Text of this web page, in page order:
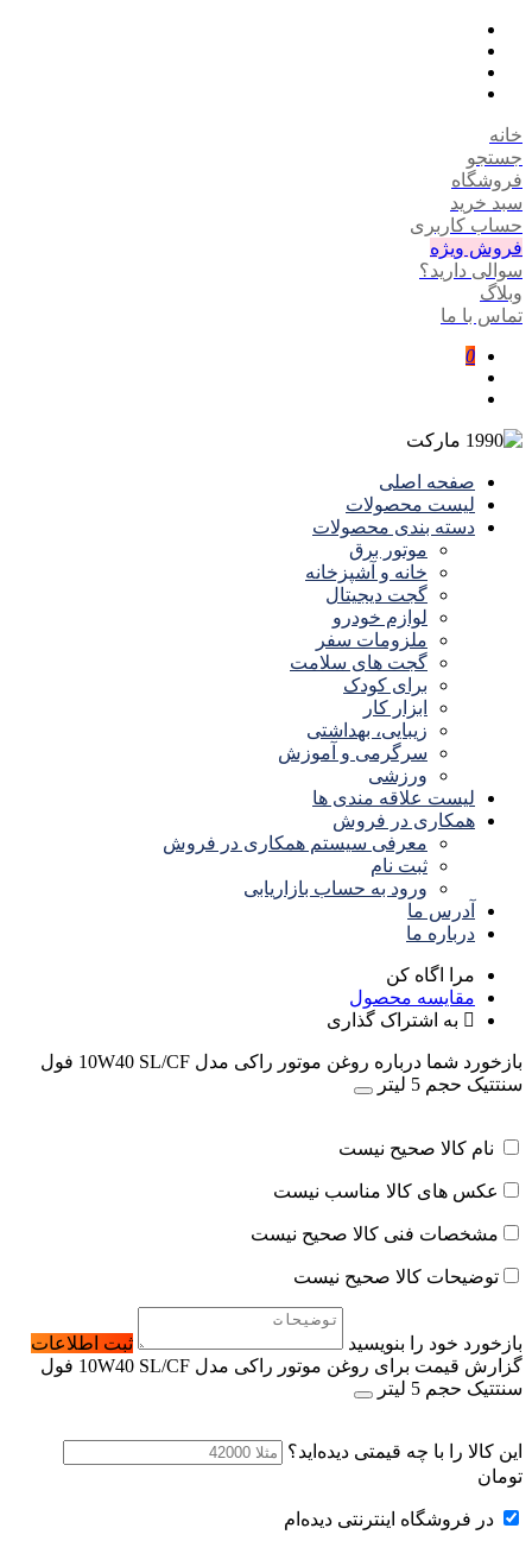
خانه
جستجو
فروشگاه
سبد خرید
حساب کاربری
فروش ویژه
سوالی دارید؟
وبلاگ
تماس با ما
0
صفحه اصلی
لیست محصولات
دسته بندی محصولات
موتور برق
خانه و آشپزخانه
گجت دیجیتال
لوازم خودرو
ملزومات سفر
گجت های سلامت
برای کودک
ابزار کار
زیبایی، بهداشتی
سرگرمی و آموزش
ورزشی
لیست علاقه مندی ها
همکاری در فروش
معرفی سیستم همکاری در فروش
ثبت نام
ورود به حساب بازاریابی
آدرس ما
درباره ما
مرا اگاه کن
مقایسه محصول
به اشتراک گذاری
بازخورد شما درباره روغن موتور راکی مدل 10W40 SL/CF فول
سنتتیک حجم 5 لیتر
نام کالا صحیح نیست
عکس های کالا مناسب نیست
مشخصات فنی کالا صحیح نیست
توضیحات کالا صحیح نیست
بازخورد خود را بنویسید
ثبت اطلاعات
گزارش قیمت برای روغن موتور راکی مدل 10W40 SL/CF فول
سنتتیک حجم 5 لیتر
این کالا را با چه قیمتی دیده‌اید؟
تومان
در فروشگاه اینترنتی دیده‌ام